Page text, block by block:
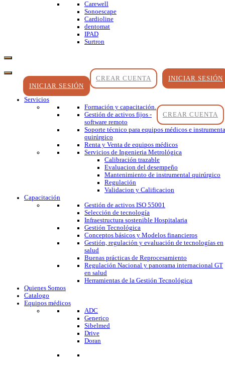
Carewell
Sonoescape
Cardioline
dentomat
IPAD
Surtron
INICIAR SESIÓN
CREAR CUENTA
INICIAR SESIÓN
CREAR CUENTA
Servicios
Formación y capacitación.
Gestión de activos fijos -
software remoto
Soporte técnico para equipos médicos e
quirúrgico
Renta y Venta de equipos médicos
Servicios de Ingenieria Metrológica
Calibración trazable
Evaluacion del desempeño
Mantenimiento de instrumental quirúrgico
Regulación
Validacion y Calificacion
Capacitación
Gestión de activos ISO 55001
Selección de tecnología
Infraestructura sostenible Hospitalaria
Gestión Tecnológica
Conceptos básicos y Modelos financieros
Gestión, regulación y evaluación de tecnologías en
salud
Buenas prácticas de Reprocesamiento
Regulación Nacional y panorama internacional GT
en salud
Herramientas de la Gestión Tecnológica
Quienes Somos
Catalogo
Equipos médicos
ADC
Generico
Sibelmed
Drive
Doran